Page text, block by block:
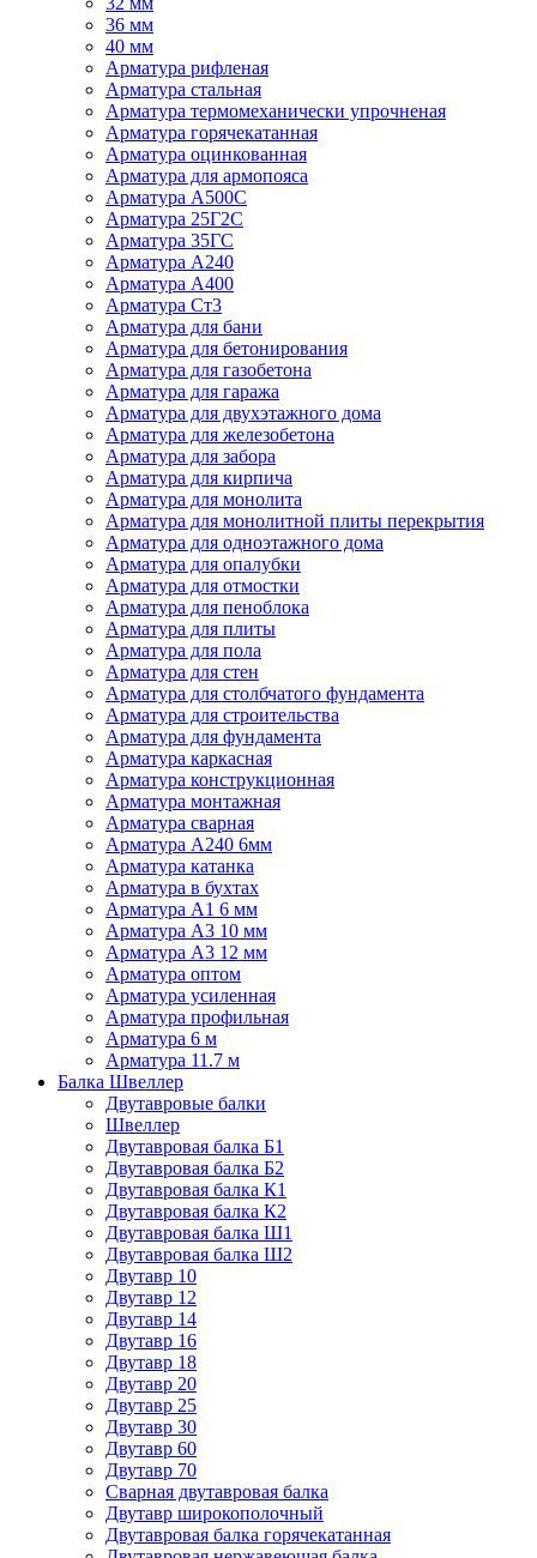
36 мм
40 мм
Арматура рифленая
Арматура стальная
Арматура термомеханически упрочненая
Арматура горячекатанная
Арматура оцинкованная
Арматура для армопояса
Арматура A500С
Арматура 25Г2С
Арматура 35ГС
Арматура А240
Арматура А400
Арматура Ст3
Арматура для бани
Арматура для бетонирования
Арматура для газобетона
Арматура для гаража
Арматура для двухэтажного дома
Арматура для железобетона
Арматура для забора
Арматура для кирпича
Арматура для монолита
Арматура для монолитной плиты перекрытия
Арматура для одноэтажного дома
Арматура для опалубки
Арматура для отмостки
Арматура для пеноблока
Арматура для плиты
Арматура для пола
Арматура для стен
Арматура для столбчатого фундамента
Арматура для строительства
Арматура для фундамента
Арматура каркасная
Арматура конструкционная
Арматура монтажная
Арматура сварная
Арматура А240 6мм
Арматура катанка
Арматура в бухтах
Арматура А1 6 мм
Арматура А3 10 мм
Арматура А3 12 мм
Арматура оптом
Арматура усиленная
Арматура профильная
Арматура 6 м
Арматура 11.7 м
Балка Швеллер
Двутавровые балки
Швеллер
Двутавровая балка Б1
Двутавровая балка Б2
Двутавровая балка К1
Двутавровая балка К2
Двутавровая балка Ш1
Двутавровая балка Ш2
Двутавр 10
Двутавр 12
Двутавр 14
Двутавр 16
Двутавр 18
Двутавр 20
Двутавр 25
Двутавр 30
Двутавр 60
Двутавр 70
Сварная двутавровая балка
Двутавр широкополочный
Двутавровая балка горячекатанная